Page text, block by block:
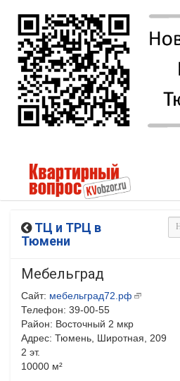
ТЦ и ТРЦ в
Тюмени
Мебельград
Сайт: мебельград72.рф
Телефон: 39-00-55
Район: Восточный 2 мкр
Адрес: Тюмень, Широтная, 209
2 эт.
10000 м²